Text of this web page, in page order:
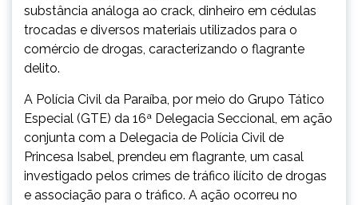
substância análoga ao crack, dinheiro em cédulas
trocadas e diversos materiais utilizados para o
comércio de drogas, caracterizando o flagrante
delito.
A Polícia Civil da Paraíba, por meio do Grupo Tático
Especial (GTE) da 16ª Delegacia Seccional, em ação
conjunta com a Delegacia de Polícia Civil de
Princesa Isabel, prendeu em flagrante, um casal
investigado pelos crimes de tráfico ilícito de drogas
e associação para o tráfico. A ação ocorreu no